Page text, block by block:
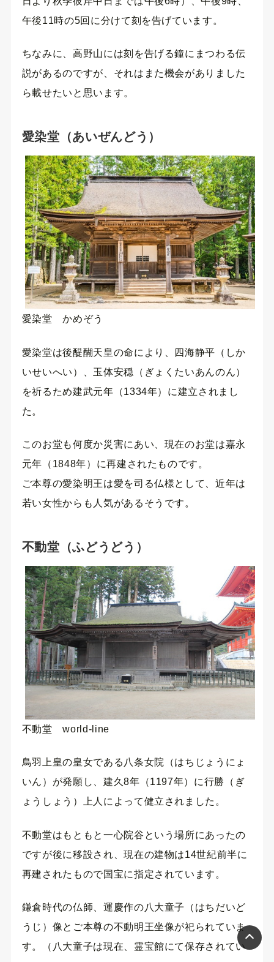
午後11時の5回に分けて刻を告げています。
ちなみに、高野山には刻を告げる鐘にまつわる伝
説があるのですが、それはまた機会がありました
ら載せたいと思います。
愛染堂（あいぜんどう）
愛染堂 かめぞう
愛染堂は後醍醐天皇の命により、四海静平（しか
いせいへい）、玉体安穏（ぎょくたいあんのん）
を祈るため建武元年（1334年）に建立されまし
た。
このお堂も何度か災害にあい、現在のお堂は嘉永
元年（1848年）に再建されたものです。
ご本尊の愛染明王は愛を司る仏様として、近年は
若い女性からも人気があるそうです。
不動堂（ふどうどう）
不動堂 world-line
鳥羽上皇の皇女である八条女院（はちじょうにょ
いん）が発願し、建久8年（1197年）に行勝（ぎ
ょうしょう）上人によって健立されました。
不動堂はもともと一心院谷という場所にあったの
ですが後に移設され、現在の建物は14世紀前半に
再建されたもので国宝に指定されています。
鎌倉時代の仏師、運慶作の八大童子（はちだいど
うじ）像とご本尊の不動明王坐像が祀られていま
す。（八大童子は現在、霊宝館にて保存されてい